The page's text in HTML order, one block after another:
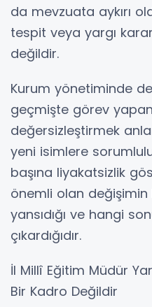
da mevzuata aykırı
tespit veya yargı
değildir.
Kurum yönetiminde
geçmişte görev
değersizleştirmek
yeni isimlere
başına liyakatsizlik
önemli olan değişimin
yansıdığı ve hangi
çıkardığıdır.
İl Millî Eğitim Müdür
Bir Kadro Değildir